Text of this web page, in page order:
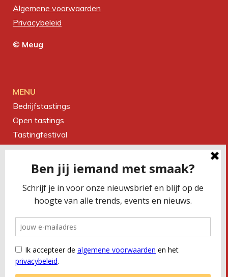
Algemene voorwaarden
Privacybeleid
© Meug
MENU
Bedrijfstastings
Open tastings
Tastingfestival
Magazine
Over ons
CONTACTEER ONS
Smaakbureau Meug
Kerkstraat 19 | 2060 Antwerpen
T +32 (0) 479 32 02 66